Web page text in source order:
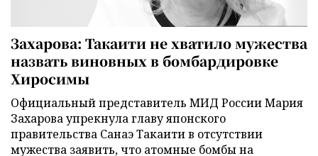
Захарова: Такаити не хватило мужества
назвать виновных в бомбардировке
Хиросимы
Официальный представитель МИД России Мария
Захарова упрекнула главу японского
правительства Санаэ Такаити в отсутствии
мужества заявить, что атомные бомбы на